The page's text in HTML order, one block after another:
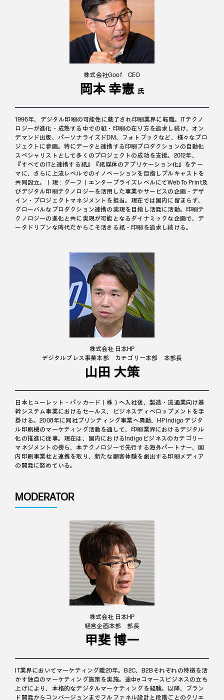
株式会社Goof CEO
岡本 幸憲 氏
1996年、デジタル印刷の可能性に魅了され印刷業界に転職。ITテクノ
ロジーが進化・成熟する中での紙・印刷の在り方を追求し続け、オン
デマンド出版、パーソナライズドDM、フォトブックなど、様々なプロ
ジェクトに参画。特にデータと連携する印刷プロダクションの自動化
スペシャリストとして多くのプロジェクトの成功を支援。2012年、
『すべてのITと連携する紙』『紙媒体のアプリケーション化』をテー
マに、さらに上流レベルでのイノベーションを目指しプルキャストを
共同設立。（現：グーフ）エンタープライズレベルにてWeb To Print及
びデジタル印刷テクノロジーを活用した事業やサービスの企画・デザ
イン・プロジェクトマネジメントを担当。現在では国内に留まらず、
グローバルなプロダクション連携の実現を目指し活発に活動。印刷テ
クノロジーの進化と共に実現が可能となるダイナミックな企画で、デ
ータドリブンな時代だからこそ活きる紙・印刷を追求し続ける。
株式会社 日本HP
デジタルプレス事業本部 カテゴリー本部 本部長
山田 大策
日本ヒューレット・パッカード（株）へ入社後、製造・流通業向け基
幹システム事業におけるセールス、ビジネスディベロップメントを手
掛ける。2008年に同社プリンティング事業へ異動、HP Indigo デジタ
ル印刷機のマーケティング活動を通して、印刷業界におけるデジタル
化の推進に従事。現在は、国内におけるIndigoビジネスのカテゴリー
マネジメントの傍ら、本テクノロジーで先行する海外パートナー、国
内印刷事業社と連携を取り、新たな顧客体験を創出する印刷メディア
の開発に努めている。
MODERATOR
株式会社 日本HP
経営企画本部 部長
甲斐 博一
IT業界においてマーケティング職20年。B2C、B2Bそれぞれの特徴を活
かす独自のマーケティング施策を実施。途中eコマースビジネスの立ち
上げにより、本格的なデジタルマーケティングを経験。以降、ブラン
ド開発からコンバージョンまでフルファネル設計と段階ごとのクリエ